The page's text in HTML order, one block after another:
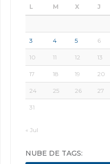
L M X J
3 4 5 6
10 11 12 13
17 18 19 20
24 25 26 27
31
« Jul
NUBE DE TAGS: